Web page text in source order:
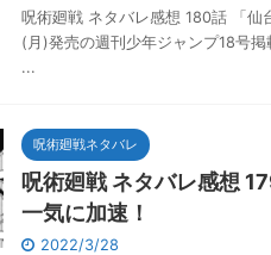
呪術廻戦 ネタバレ感想 180話 「
(月)発売の週刊少年ジャンプ18号
...
呪術廻戦ネタバレ
呪術廻戦 ネタバレ感想
一気に加速！
2022/3/28